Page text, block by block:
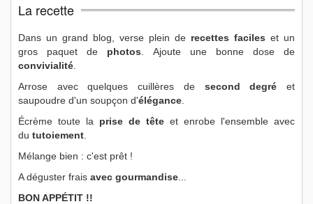
La recette
Dans un grand blog, verse plein de recettes faciles et un
gros paquet de photos . Ajoute une bonne dose de
convivialité
Arrose avec quelques cuillères de second degré et
saupoudre d'un soupçon d'élégance
Écrème toute la prise de tête et enrobe l'ensemble avec
du tutoiement
Mélange bien : c'est prêt !
A déguster frais avec gourmandise
BON APPÉTIT !!